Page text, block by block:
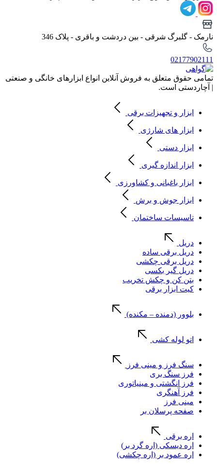
نارمک - گلبرگ شرقی - بین دردشت و باقری - پلاک 346
02177902111
تمامی حقوق متعلق به فروش آنلاین انواع ابزارهای خانگی و صنعتی
| آچاردستی است.
ابزار و تجهیزات برقی
ابزار های شارژی
ابزار دستی
ابزار اندازه گیری
ابزار باغبانی و کشاورزی
ابزار جوش و برش
تاسیسات ساختمان
دریل
دریل برقی ساده
دریل برقی چکشی
دریل گیر بکسی
بتن کن و چکش تخریب
کیت ابزار برقی
بلوور (دمنده – مکنده)
اتو لوله کشی
سنگ فرز و مینی فرز
فرز سنگ بری
فرز انگشتی و مینیاتوری
فرز آهنگری
مینی فرز
صفحه پرسلان بر
اره برقی
اره دیسکی (اره گرد بر)
اره عمود بر (اره چکشی)